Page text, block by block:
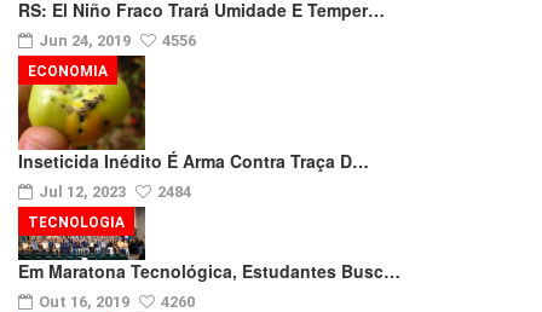
RS: El Niño Fraco Trará Umidade E Temper…
Jun 24, 2019 4556
Inseticida Inédito É Arma Contra Traça D…
Jul 12, 2023 2484
ECONOMIA
Em Maratona Tecnológica, Estudantes Busc…
Out 16, 2019 4260
TECNOLOGIA